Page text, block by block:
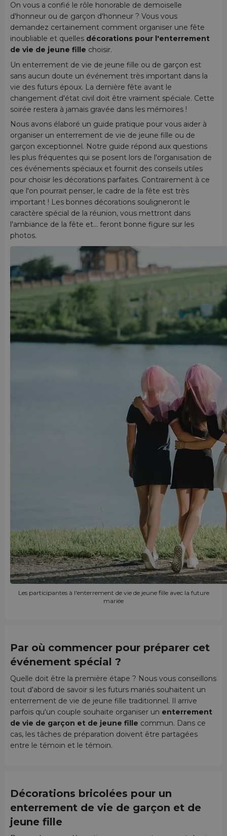
On vous a confié le rôle honorable de demoiselle
d'honneur ou de garçon d'honneur ? Vous vous
demandez certainement comment organiser une fête
inoubliable et quelles décorations pour l'enterrement
de vie de jeune fille choisir.
Un enterrement de vie de jeune fille ou de garçon est
sans aucun doute un événement très important dans la
vie des futurs époux. La dernière fête avant le
changement d'état civil doit être vraiment spéciale. Cette
soirée restera à jamais gravée dans les mémoires !
Nous avons élaboré un guide pratique pour vous aider à
organiser un enterrement de vie de jeune fille ou de
garçon exceptionnel. Notre guide répond aux questions
les plus fréquentes qui se posent lors de l'organisation de
ces événements spéciaux et fournit des conseils utiles
pour choisir les décorations parfaites. Contrairement à ce
que l'on pourrait penser, le cadre de la fête est très
important ! Les bonnes décorations souligneront le
caractère spécial de la réunion, vous mettront dans
l'ambiance de la fête et... feront bonne figure sur les
photos.
Les participantes à l'enterrement de vie de jeune fille avec la future
mariée
Par où commencer pour préparer cet
événement spécial ?
Quelle doit être la première étape ? Nous vous conseillons
tout d'abord de savoir si les futurs mariés souhaitent un
enterrement de vie de jeune fille traditionnel. Il arrive
parfois qu'un couple souhaite organiser un enterrement
de vie de garçon et de jeune fille commun. Dans ce
cas, les tâches de préparation doivent être partagées
entre le témoin et le témoin.
Décorations bricolées pour un
enterrement de vie de garçon et de
jeune fille